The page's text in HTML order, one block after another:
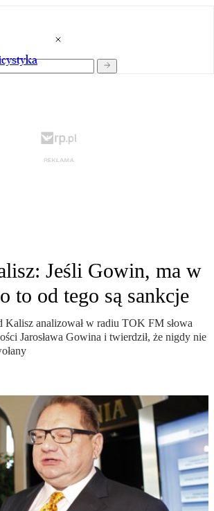
Jeśli Gowin, ma w
to od tego są sankcje
analizował w radiu TOK FM słowa
Jarosława Gowina i twierdził, że nigdy nie